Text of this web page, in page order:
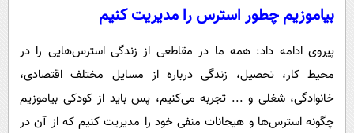
بیاموزیم چطور استرس را مدیریت کنیم
پیروی ادامه داد: همه ما در مقاطعی از زندگی استرس‌هایی را در
محیط کار، تحصیل، زندگی درباره از مسایل مختلف اقتصادی،
خانوادگی، شغلی و ... تجربه می‌کنیم، پس باید از کودکی بیاموزیم
چگونه استرس‌ها و هیجانات منفی خود را مدیریت کنیم که از آن در